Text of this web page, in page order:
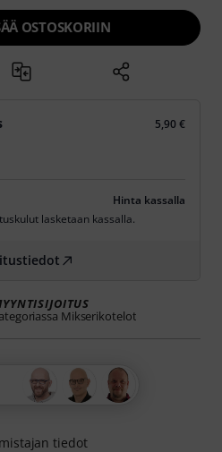
OSTOSKORIIN
5,90 €
Hinta kassalla
lasketaan kassalla.
Mikserikotelot
tiedot